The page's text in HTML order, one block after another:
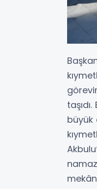
büyük